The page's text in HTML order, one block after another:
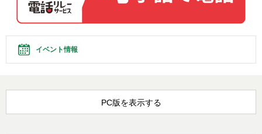
イベント情報
PC版を表示する